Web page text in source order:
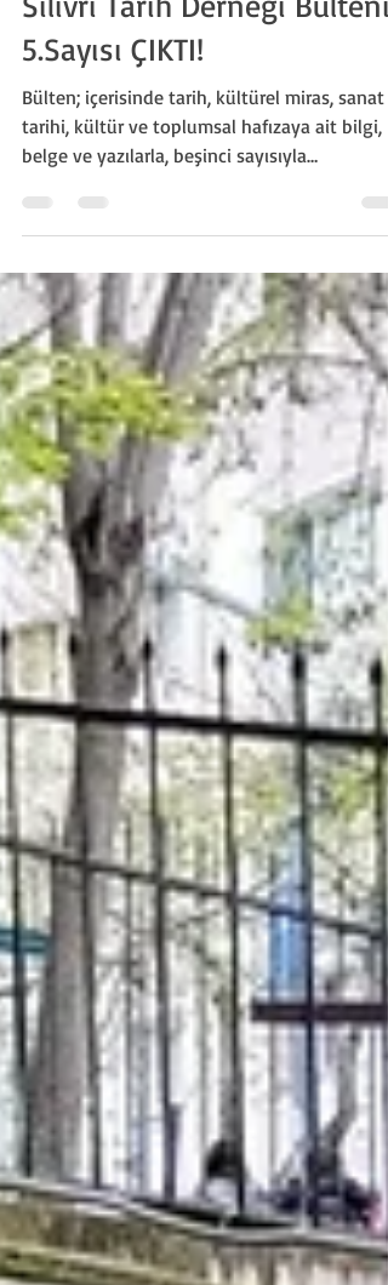
Silivri Tarih Derneği
13 Ara 2025
1 dakikada okunur
Silivri Tarih Derneği Bülteni
5.Sayısı ÇIKTI!
Bülten; içerisinde tarih, kültürel miras, sanat
tarihi, kültür ve toplumsal hafızaya ait bilgi,
takipçileriyle buluşacak. Bu sayıda 12 sayfalık
Danamandıra Özel Dosyası takipçilerimiz ve
okurlarımızla buluşacak.